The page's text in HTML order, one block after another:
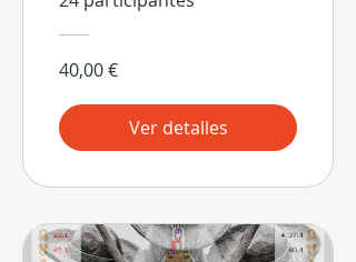
40,00 €
Ver detalles